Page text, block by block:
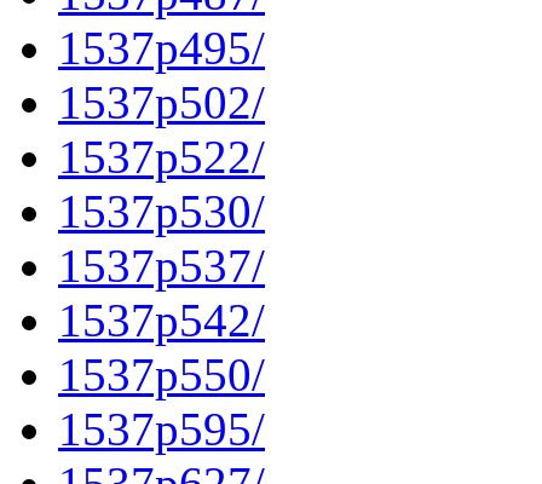
1537p495/
1537p502/
1537p522/
1537p530/
1537p537/
1537p542/
1537p550/
1537p595/